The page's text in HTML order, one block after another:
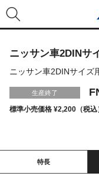
ニッサン車2DINサ
ニッサン車2DINサイズ
生産終了
標準小売価格 ¥2,200（税込
特長